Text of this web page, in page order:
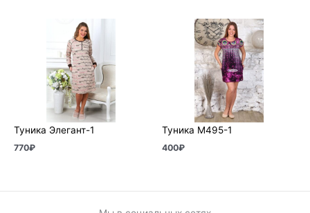
Туника Элегант-1
770₽
Туника М495-1
400₽